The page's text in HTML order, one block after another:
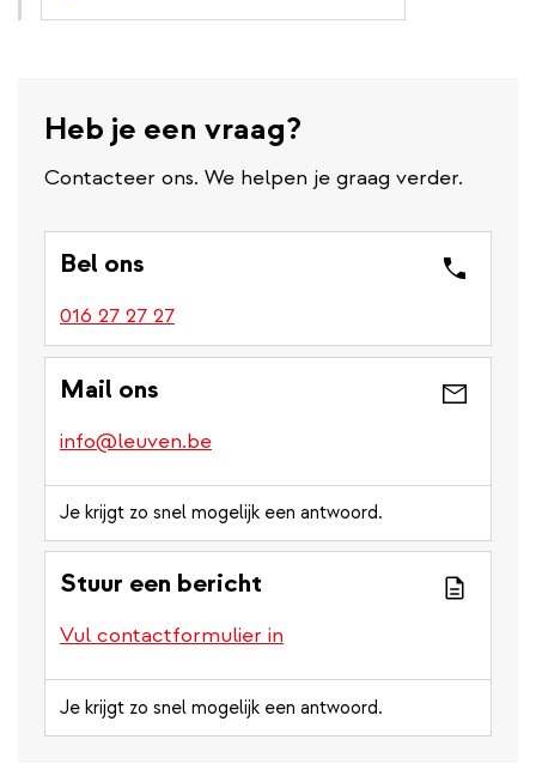
Heb je een vraag?
Contacteer ons. We helpen je graag verder.
Bel ons
016 27 27 27
Mail ons
info@leuven.be
Je krijgt zo snel mogelijk een antwoord.
Stuur een bericht
Vul contactformulier in
Je krijgt zo snel mogelijk een antwoord.